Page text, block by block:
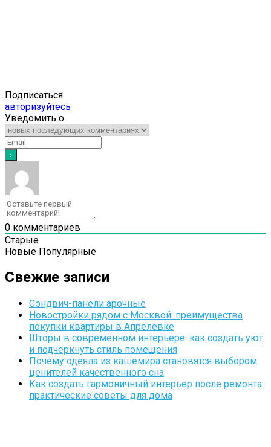
Подписаться
авторизуйтесь
Уведомить о
0 комментариев
Старые
Новые Популярные
Свежие записи
Сэндвич-панели арочные
Новостройки рядом с Москвой: преимущества
покупки квартиры в Апрелевке
Шторы в современном интерьере: как создать уют
и подчеркнуть стиль помещения
Почему одеяла из кашемира становятся выбором
ценителей качественного сна
Как создать гармоничный интерьер после ремонта:
практические советы для дома